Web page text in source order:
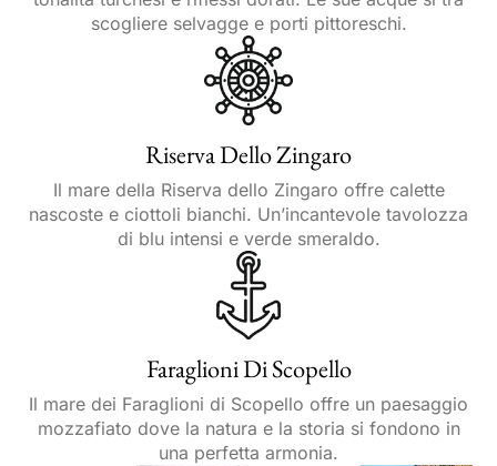
scogliere selvagge e porti pittoreschi.
Riserva Dello Zingaro
Il mare della Riserva dello Zingaro offre calette
nascoste e ciottoli bianchi. Un’incantevole tavolozza
di blu intensi e verde smeraldo.
Faraglioni Di Scopello
Il mare dei Faraglioni di Scopello offre un paesaggio
mozzafiato dove la natura e la storia si fondono in
una perfetta armonia.